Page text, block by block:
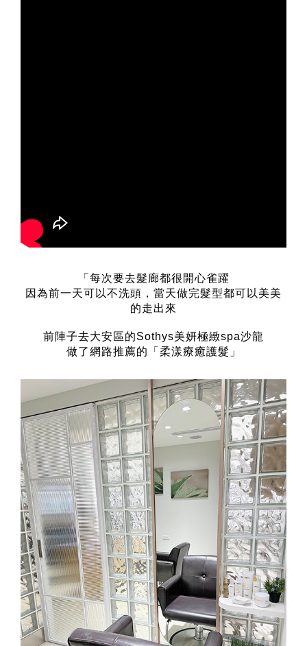
「每次要去髮廊都很開心雀躍
因為前一天可以不洗頭，當天做完髮型都可以美美
的走出來
前陣子去大安區的Sothys美妍極緻spa沙龍
做了網路推薦的「柔漾療癒護髮」